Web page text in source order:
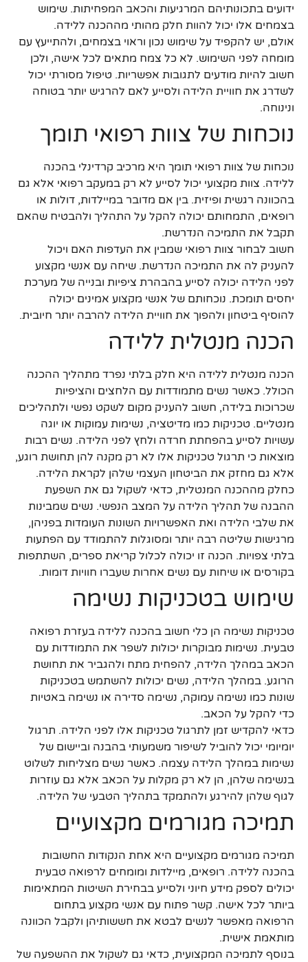
ידועים בתכונותיהם המרגיעות והכאב המפחיתות. שימוש
בצמחים אלו יכול להוות חלק מהותי מההכנה ללידה.
אולם, יש להקפיד על שימוש נכון וראוי בצמחים, ולהתייעץ עם
מומחה לפני השימוש. לא כל צמח מתאים לכל אישה, ולכן
חשוב להיות מודעים לתגובות אפשריות. טיפול מסורתי יכול
לשדרג את חוויית הלידה ולסייע לאם להרגיש יותר בטוחה
ונינוחה.
נוכחות של צוות רפואי תומך
נוכחות של צוות רפואי תומך היא מרכיב קרדינלי בהכנה
ללידה. צוות מקצועי יכול לסייע לא רק במעקב רפואי אלא גם
בהכוונה רגשית ופיזית. בין אם מדובר במיילדות, דולות או
רופאים, התמחותם יכולה להקל על התהליך ולהבטיח שהאם
תקבל את התמיכה הנדרשת.
חשוב לבחור צוות רפואי שמבין את העדפות האם ויכול
להעניק לה את התמיכה הנדרשת. שיחה עם אנשי מקצוע
לפני הלידה יכולה לסייע בהבהרת ציפיות ובנייה של מערכת
יחסים תומכת. נוכחותם של אנשי מקצוע אמינים יכולה
להוסיף ביטחון ולהפוך את חוויית הלידה להרבה יותר חיובית.
הכנה מנטלית ללידה
הכנה מנטלית ללידה היא חלק בלתי נפרד מתהליך ההכנה
הכולל. כאשר נשים מתמודדות עם הלחצים והציפיות
שכרוכות בלידה, חשוב להעניק מקום לשקט נפשי ולתהליכים
מנטליים. טכניקות כמו מדיטציה, נשימות עמוקות או יוגה
עשויות לסייע בהפחתת חרדה ולחץ לפני הלידה. נשים רבות
מוצאות כי תרגול טכניקות אלו לא רק מקנה להן תחושת רוגע,
אלא גם מחזק את הביטחון העצמי שלהן לקראת הלידה.
כחלק מההכנה המנטלית, כדאי לשקול גם את השפעת
ההבנה של תהליך הלידה על המצב הנפשי. נשים שמבינות
את שלבי הלידה ואת האפשרויות השונות העומדות בפניהן,
מרגישות שליטה רבה יותר ומסוגלות להתמודד עם הפתעות
בלתי צפויות. הכנה זו יכולה לכלול קריאת ספרים, השתתפות
בקורסים או שיחות עם נשים אחרות שעברו חוויות דומות.
שימוש בטכניקות נשימה
טכניקות נשימה הן כלי חשוב בהכנה ללידה בעזרת רפואה
טבעית. נשימות מבוקרות יכולות לשפר את התמודדות עם
הכאב במהלך הלידה, להפחית מתח ולהגביר את תחושת
הרוגע. במהלך הלידה, נשים יכולות להשתמש בטכניקות
שונות כמו נשימה עמוקה, נשימה סדירה או נשימה באטיות
כדי להקל על הכאב.
כדאי להקדיש זמן לתרגול טכניקות אלו לפני הלידה. תרגול
יומיומי יכול להוביל לשיפור משמעותי בהבנה וביישום של
נשימות במהלך הלידה עצמה. כאשר נשים מצליחות לשלוט
בנשימה שלהן, הן לא רק מקלות על הכאב אלא גם עוזרות
לגוף שלהן להירגע ולהתמקד בתהליך הטבעי של הלידה.
תמיכה מגורמים מקצועיים
תמיכה מגורמים מקצועיים היא אחת הנקודות החשובות
בהכנה ללידה. רופאים, מיילדות ומומחים לרפואה טבעית
יכולים לספק מידע חיוני ולסייע בבחירת השיטות המתאימות
ביותר לכל אישה. קשר פתוח עם אנשי מקצוע בתחום
הרפואה מאפשר לנשים לבטא את חששותיהן ולקבל הכוונה
מותאמת אישית.
בנוסף לתמיכה המקצועית, כדאי גם לשקול את ההשפעה של